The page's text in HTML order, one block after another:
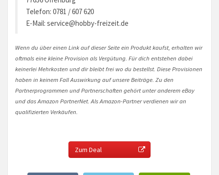
Telefon: 0781 / 607 620
E-Mail: service@hobby-freizeit.de
Wenn du über einen Link auf dieser Seite ein Produkt kaufst, erhalten wir
oftmals eine kleine Provision als Vergütung. Für dich entstehen dabei
keinerlei Mehrkosten und dir bleibt frei wo du bestellst. Diese Provisionen
haben in keinem Fall Auswirkung auf unsere Beiträge. Zu den
Partnerprogrammen und Partnerschaften gehört unter anderem eBay
und das Amazon PartnerNet. Als Amazon-Partner verdienen wir an
qualifizierten Verkäufen.
Zum Deal